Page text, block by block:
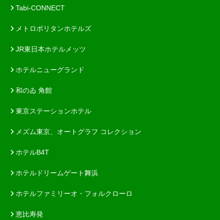
Tabi-CONNECT
メトロポリタンホテルズ
JR東日本ホテルメッツ
ホテルニューグランド
和のゐ 角館
東京ステーションホテル
メズム東京、オートグラフ コレクション
ホテルB4T
ホテルドリームゲート舞浜
ホテルファミリーオ・フォルクローロ
恵比寿発